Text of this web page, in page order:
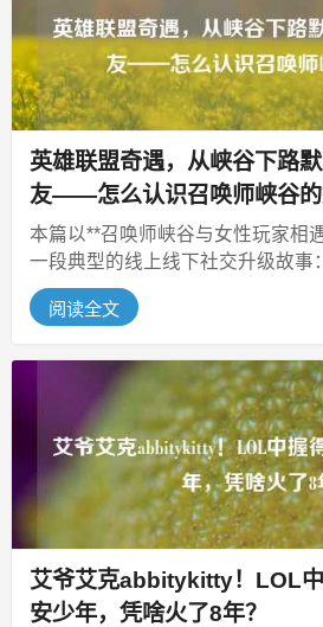
英雄联盟奇遇，从峡谷下路
友——怎么认识召唤师峡谷
本篇以**召唤师峡谷与女性玩家相
一段典型的线上线下社交升级故事
初现的队友逐渐磨合为辅助补...
阅读全文
艾爷艾克abbitykitty！LOL
安少年，凭啥火了8年？